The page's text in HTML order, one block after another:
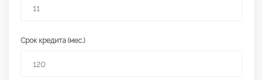
Срок кредита (мес.)